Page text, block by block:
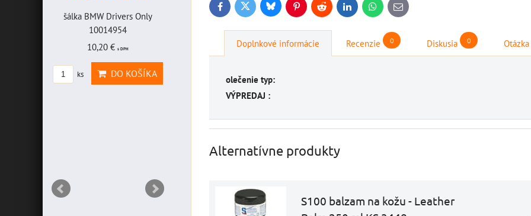
FacebookTwitter BlueskyPinterestReddit LinkedInWhatsApp
E-
mail
Doplnkové informácie Recenzie 0 Diskusia 0
olečenie typ:
VÝPREDAJ :
Alternatívne produkty
S100 balzam na kožu - Leather
šálka BMW Drivers Only
10014954
10,20 €s DPH
ks DO KOŠÍKA
šálka "Yamaha VR46"
10014772
DO KOŠÍKA
GENIUS BOOST PRO
BAT998
DO KOŠÍKA
banka, bootovací prúd 400
A, NOCO GB20